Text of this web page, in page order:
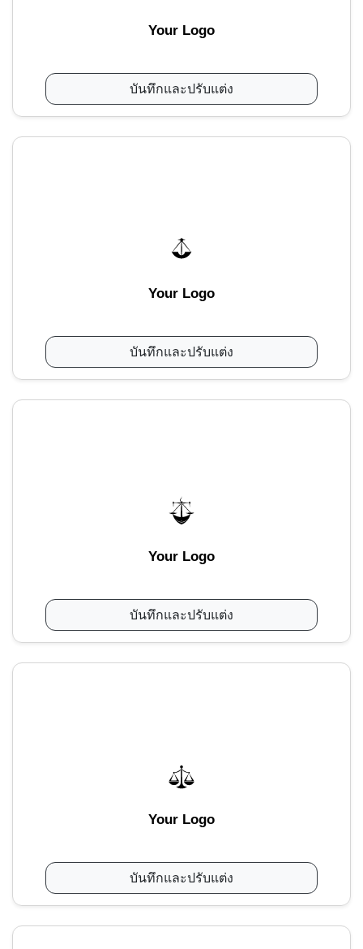
Your Logo
บันทึกและปรับแต่ง
Your Logo
บันทึกและปรับแต่ง
Your Logo
บันทึกและปรับแต่ง
Your Logo
บันทึกและปรับแต่ง